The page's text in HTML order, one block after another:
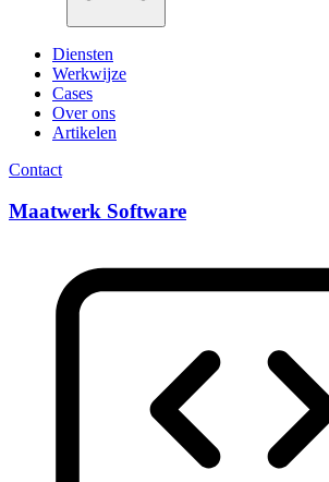
Diensten
Werkwijze
Cases
Over ons
Artikelen
Contact
Maatwerk Software